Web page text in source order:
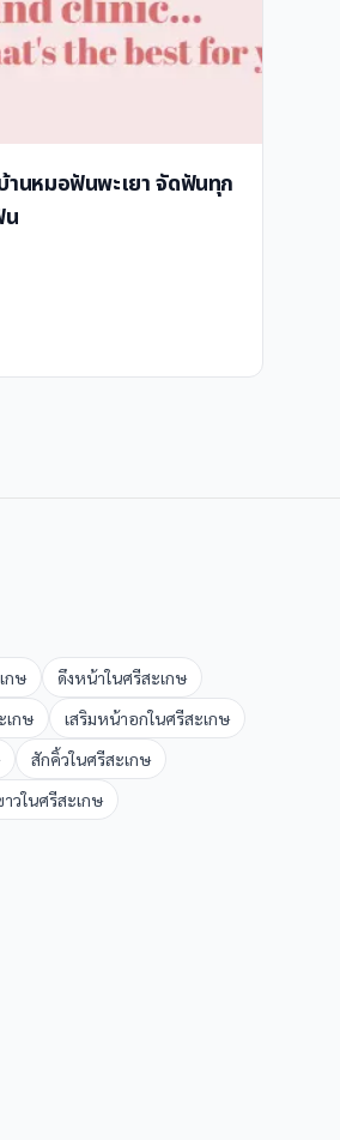
านหมอฟันพะเยา จัดฟันทุก
น
กษ ดึงหน้าในศรีสะเกษ
เกษ เสริมหน้าอกในศรีสะเกษ
สักคิ้วในศรีสะเกษ
วในศรีสะเกษ